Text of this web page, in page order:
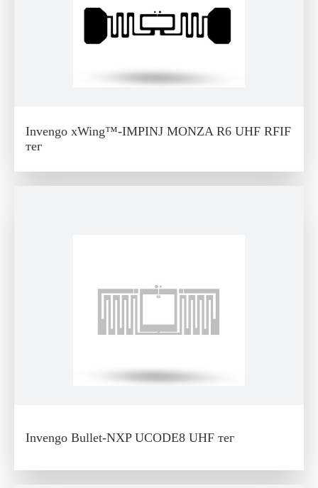
Invengo xWing™-IMPINJ MONZA R6 UHF RFIF
тег
Invengo Bullet-NXP UCODE8 UHF тег